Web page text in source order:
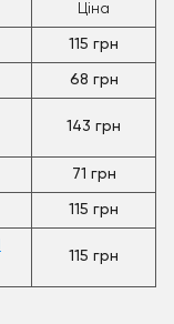
Ціна
115 грн
68 грн
143 грн
71 грн
115 грн
115 грн